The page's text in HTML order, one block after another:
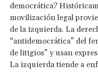
democrática?
movilización legal
de la izquierda. La
“antidemocrática” del
de litigios” y usan
La izquierda tiende a